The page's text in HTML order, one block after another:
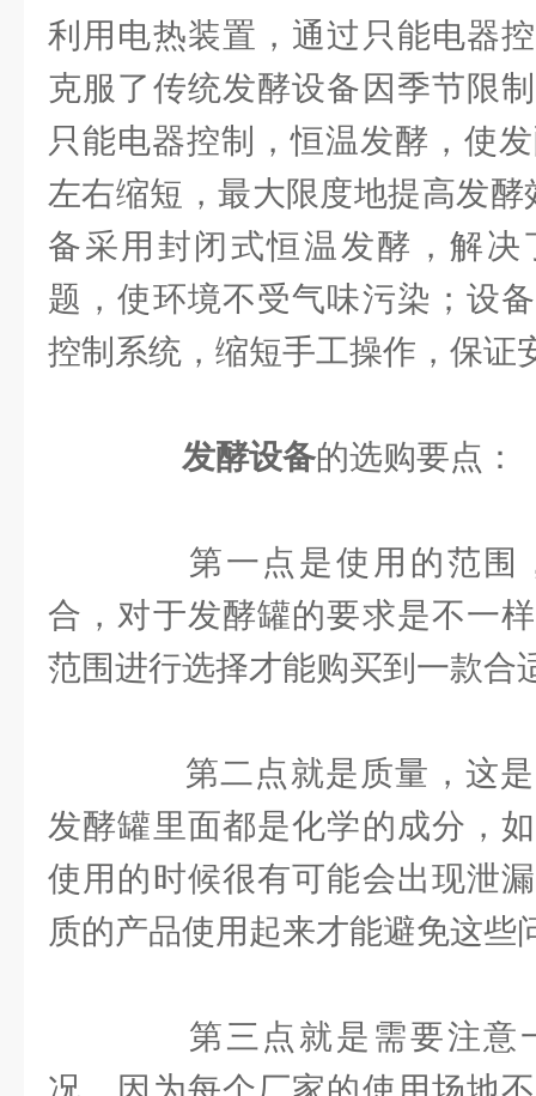
利用电热装置，通过只能电器
克服了传统发酵设备因季节限
只能电器控制，恒温发酵，使
左右缩短，最大限度地提高发
备采用封闭式恒温发酵，解
题，使环境不受气味污染；设
控制系统，缩短手工操作，保证
发酵设备的选购要点：
第一点是使用的范围
合，对于发酵罐的要求是不一
范围进行选择才能购买到一款合
第二点就是质量，这是
发酵罐里面都是化学的成分，
使用的时候很有可能会出现泄
质的产品使用起来才能避免这些
第三点就是需要注意